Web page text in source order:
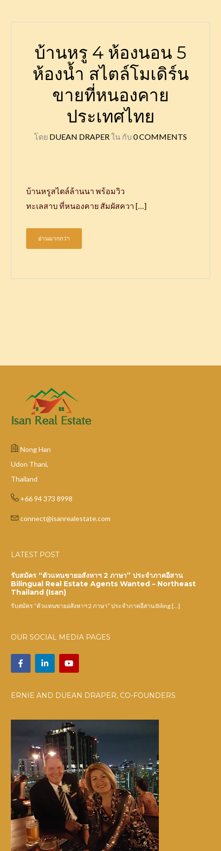
บ้านหรู 4 ห้องนอน 5
ห้องน้ำ สไตล์โมเดิร์น
ขายที่หนองคาย
ประเทศไทย
โดย DUEAN DRAPERใน กับ 0 COMMENTS
บ้านหรูสไตล์ล้านนา พร้อมวิว
ทะเลสาบ ที่หนองคาย สัมผัสควา […]
อ่านมากกว่า
Nong Han
Udon Thani,
Thailand
+66 94 373 8998
connect@isanrealestate.com
LATEST POST
รับสมัคร “ตัวแทนขายอสังหาฯ 2 ภาษา” ประจำภาคอีสาน
Bilingual Real Estate Agents Wanted – Northeast
Thailand (Isan)
รับสมัคร “ตัวแทนขายอสังหาฯ 2 ภาษา” ประจำภาคอีสาน Biling […]
OUR SOCIAL MEDIA PAGES
ERNIE AND DUEAN DRAPER, CO-FOUNDERS